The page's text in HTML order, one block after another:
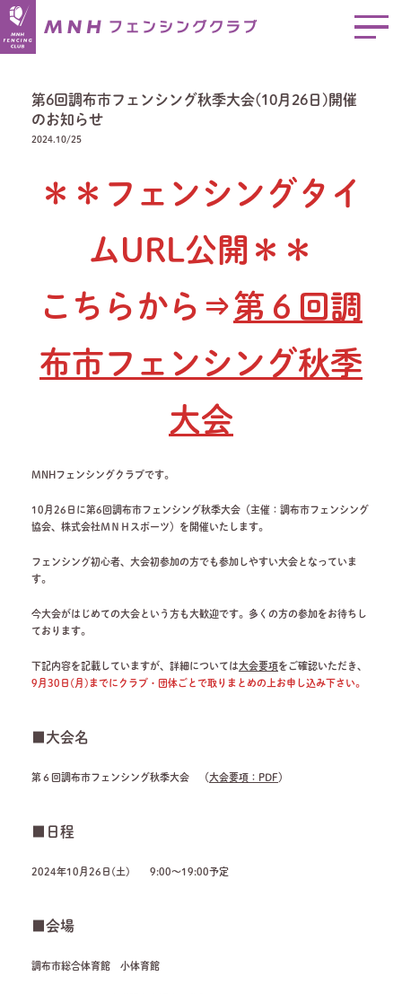
第6回調布市フェンシング秋季大会(10月26日)開催
のお知らせ
2024.10/25
＊＊フェンシングタイ
ムURL公開＊＊
こちらから⇒第６回調
布市フェンシング秋季
大会
MNHフェンシングクラブです。
10月26日に第6回調布市フェンシング秋季大会（主催：調布市フェンシング
協会、株式会社ＭＮＨスポーツ）を開催いたします。
フェンシング初心者、大会初参加の方でも参加しやすい大会となっていま
す。
今大会がはじめての大会という方も大歓迎です。多くの方の参加をお待ちし
ております。
下記内容を記載していますが、詳細については大会要項をご確認いただき、
9月30日(月)までにクラブ・団体ごとで取りまとめの上お申し込み下さい。
■大会名
第６回調布市フェンシング秋季大会 （大会要項：PDF）
■日程
2024年10月26日(土) 9:00～19:00予定
■会場
調布市総合体育館 小体育館